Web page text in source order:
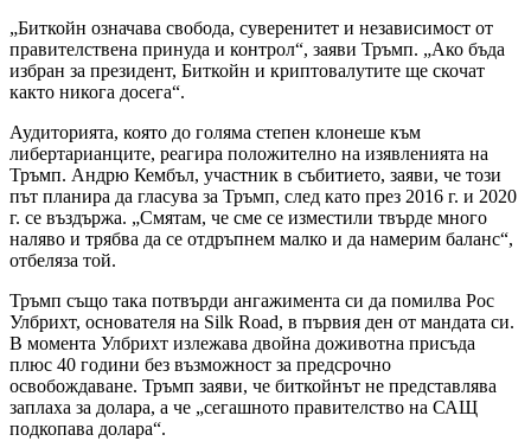
„Биткойн означава свобода, суверенитет и независимост от
правителствена принуда и контрол“, заяви Тръмп. „Ако бъда
избран за президент, Биткойн и криптовалутите ще скочат
както никога досега“.
Аудиторията, която до голяма степен клонеше към
либертарианците, реагира положително на изявленията на
Тръмп. Андрю Кембъл, участник в събитието, заяви, че този
път планира да гласува за Тръмп, след като през 2016 г. и 2020
г. се въздържа. „Смятам, че сме се изместили твърде много
наляво и трябва да се отдръпнем малко и да намерим баланс“,
отбеляза той.
Тръмп също така потвърди ангажимента си да помилва Рос
Улбрихт, основателя на Silk Road, в първия ден от мандата си.
В момента Улбрихт излежава двойна доживотна присъда
плюс 40 години без възможност за предсрочно
освобождаване. Тръмп заяви, че биткойнът не представлява
заплаха за долара, а че „сегашното правителство на САЩ
подкопава долара“.